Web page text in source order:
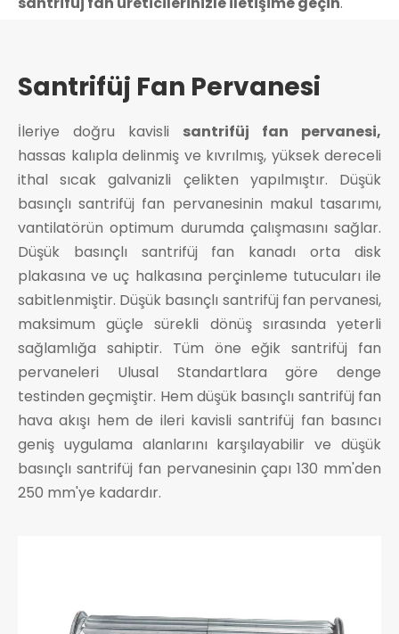
Santrifüj Fan Pervanesi
İleriye doğru kavisli santrifüj fan pervanesi,
hassas kalıpla delinmiş ve kıvrılmış, yüksek dereceli
ithal sıcak galvanizli çelikten yapılmıştır. Düşük
basınçlı santrifüj fan pervanesinin makul tasarımı,
vantilatörün optimum durumda çalışmasını sağlar.
Düşük basınçlı santrifüj fan kanadı orta disk
plakasına ve uç halkasına perçinleme tutucuları ile
sabitlenmiştir. Düşük basınçlı santrifüj fan pervanesi,
maksimum güçle sürekli dönüş sırasında yeterli
sağlamlığa sahiptir. Tüm öne eğik santrifüj fan
pervaneleri Ulusal Standartlara göre denge
testinden geçmiştir. Hem düşük basınçlı santrifüj fan
hava akışı hem de ileri kavisli santrifüj fan basıncı
geniş uygulama alanlarını karşılayabilir ve düşük
basınçlı santrifüj fan pervanesinin çapı 130 mm'den
250 mm'ye kadardır.